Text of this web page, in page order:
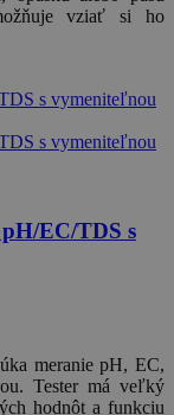
vziať si ho
EC/TDS s
meranie pH, EC,
Tester má veľký
hodnôt a funkciu